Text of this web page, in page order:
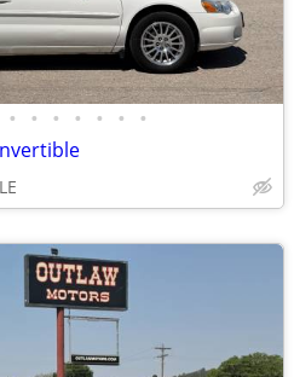
• • • • • • •